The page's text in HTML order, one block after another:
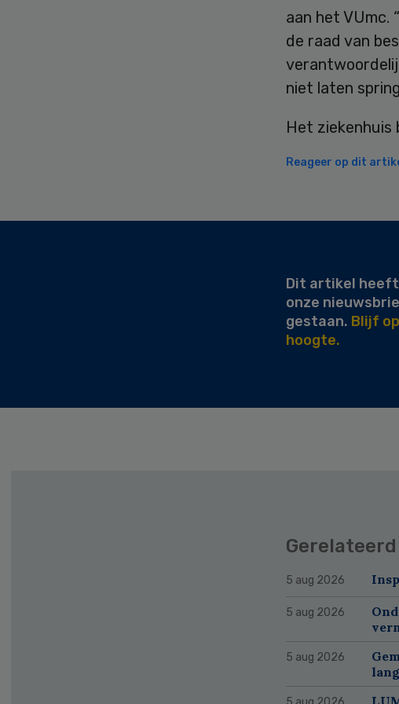
aan het VUmc.
de raad van
niet laten
Het ziekenhuis
Reageer op dit
Dit artikel heeft
onze
gestaan. Blijf
hoogte.
5 aug 2026
5 aug 2026
5 aug 2026